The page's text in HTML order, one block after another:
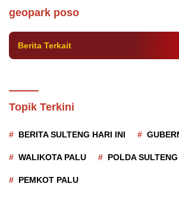
geopark poso
Tegaskan Tidak Ada Negeri
Sulteng
Berita Terkait
Topik Terkini
BERITA SULTENG HARI INI
WALIKOTA PALU POLDA SULTENG
PEMKOT PALU